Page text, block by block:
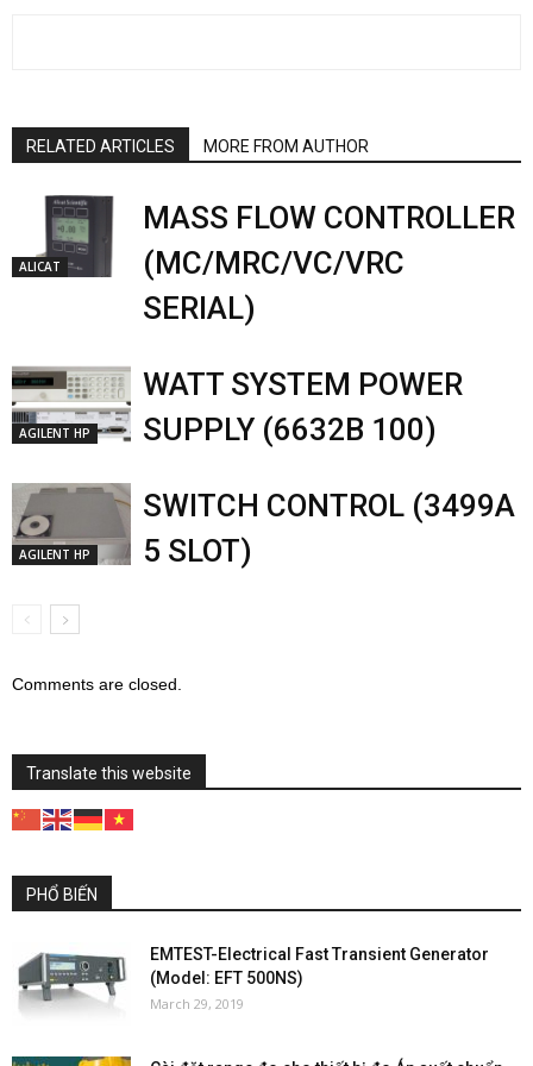
RELATED ARTICLES MORE FROM AUTHOR
ALICAT
MASS FLOW CONTROLLER
(MC/MRC/VC/VRC
SERIAL)
AGILENT HP
WATT SYSTEM POWER
SUPPLY (6632B 100)
AGILENT HP
SWITCH CONTROL (3499A
5 SLOT)
Comments are closed.
Translate this website
PHỔ BIẾN
EMTEST-Electrical Fast Transient Generator
(Model: EFT 500NS)
March 29, 2019